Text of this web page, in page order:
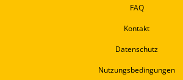
FAQ
Kontakt
Datenschutz
Nutzungsbedingungen